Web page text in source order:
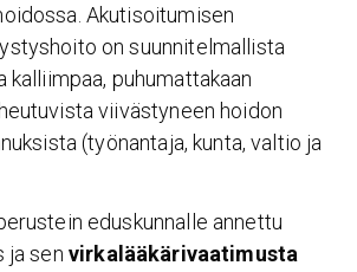
Akutisoitumisen
on suunnitelmallista
kalliimpaa, puhumattakaan
viivästyneen hoidon
(työnantaja, kunta, valtio ja
eduskunnalle annettu
ja sen virkalääkärivaatimusta